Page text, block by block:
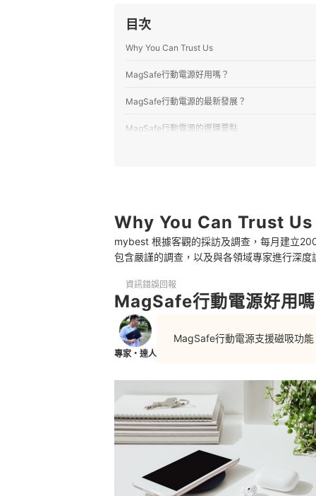
目次
Why You Can Trust Us
MagSafe行動電源好用嗎？
MagSafe行動電源的最新發展？
MagSafe行動電源的選購要點
依裝置挑選輸出功率，手機30W、筆電
4 務必選擇有安全保護機制與Qi2認證的款式
MagSafe行動電源 推薦排行榜
裝殼用MagSafe行動電源要注意什麼？
參考其他無線充電器
總結
Why You Can Trust Us
mybest 根據客觀的採訪及調查，每月建立
包含嚴謹的調查，以及與各領域專家進行深
資訊錯誤回報
MagSafe行動電源好用嗎
專家・達人
MagSafe行動電源支援磁吸功